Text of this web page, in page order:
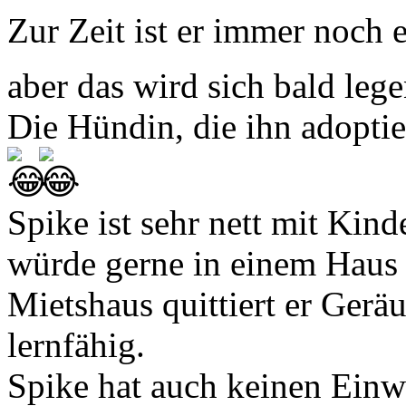
Zur Zeit ist er immer noch
aber das wird sich bald
Die Hündin, die ihn
Spike ist sehr nett mit
würde gerne in einem
Mietshaus quittiert er
lernfähig.
Spike hat auch keinen